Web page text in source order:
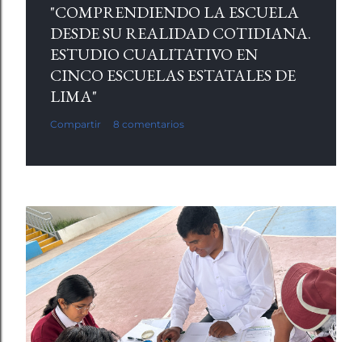
"COMPRENDIENDO LA ESCUELA
DESDE SU REALIDAD COTIDIANA.
ESTUDIO CUALITATIVO EN
CINCO ESCUELAS ESTATALES DE
LIMA"
Compartir 8 comentarios